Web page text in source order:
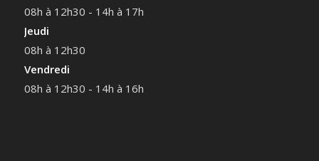
08h à 12h30 - 14h à 17h
Jeudi
08h à 12h30
Vendredi
08h à 12h30 - 14h à 16h